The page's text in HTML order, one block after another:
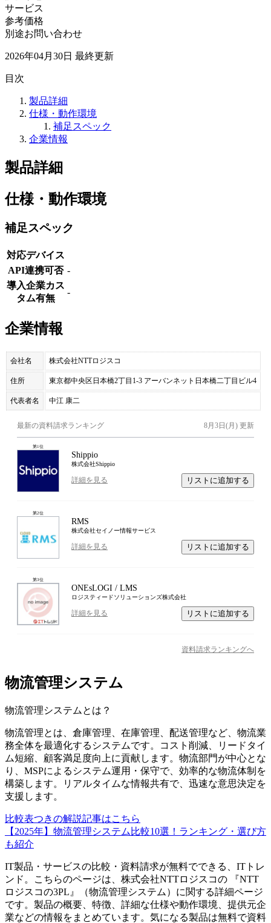
サービス
参考価格
別途お問い合わせ
2026年04月30日 最終更新
目次
製品詳細
仕様・動作環境
補足スペック
企業情報
製品詳細
仕様・動作環境
補足スペック
対応デバイス
API連携可否 -
導入企業カス
タム有無
-
企業情報
会社名 株式会社NTTロジスコ
住所 東京都中央区日本橋2丁目1-3 アーバンネット日本橋二丁目ビル4
代表者名 中江 康二
最新の資料請求ランキング 8月3日(月) 更新
第1位
Shippio
株式会社Shippio
詳細を見る リストに追加する
第2位
RMS
株式会社セイノー情報サービス
詳細を見る リストに追加する
第3位
ONEsLOGI / LMS
ロジスティードソリューションズ株式会社
詳細を見る リストに追加する
資料請求ランキングへ
物流管理システム
物流管理システム とは？
物流管理とは、倉庫管理、在庫管理、配送管理など、物流業
務全体を最適化するシステムです。コスト削減、リードタイ
ム短縮、顧客満足度向上に貢献します。物流部門が中心とな
り、MSPによるシステム運用・保守で、効率的な物流体制を
構築します。リアルタイムな情報共有で、迅速な意思決定を
支援します。
比較表つきの解説記事はこちら
【2025年】物流管理システム比較10選！ランキング・選び方
も紹介
IT製品・サービスの比較・資料請求が無料でできる、ITトレ
ンド。こちらのページは、 株式会社NTTロジスコの 『NTT
ロジスコの3PL 』（物流管理システム ）に関する詳細ページ
です。製品の概要、特徴、詳細な仕様や動作環境、提供元企
業などの情報をまとめています。気になる製品は無料で資料